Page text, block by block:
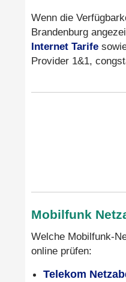
Wenn die
Brandenburg
Internet Tarife
Provider 1&1,
Mobilfunk
Welche Mobilfunk-
online prüfen:
Telekom